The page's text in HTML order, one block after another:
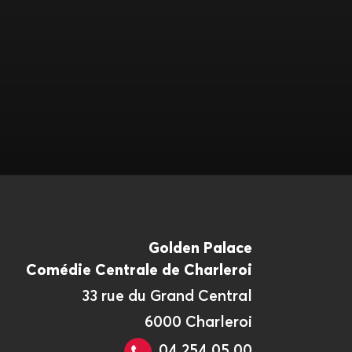
Golden Palace
Comédie Centrale de Charleroi
33 rue du Grand Central
6000 Charleroi